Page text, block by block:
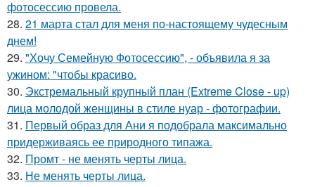
фотосессию провела.
28. 21 марта стал для меня по-настоящему чудесным
днем!
29. "Хочу Семейную Фотосессию", - объявила я за
ужином: "чтобы красиво.
30. Экстремальный крупный план (Extreme Close - up)
лица молодой женщины в стиле нуар - фотографии.
31. Первый образ для Ани я подобрала максимально
придерживаясь ее природного типажа.
32. Промт - не менять черты лица.
33. Не менять черты лица.